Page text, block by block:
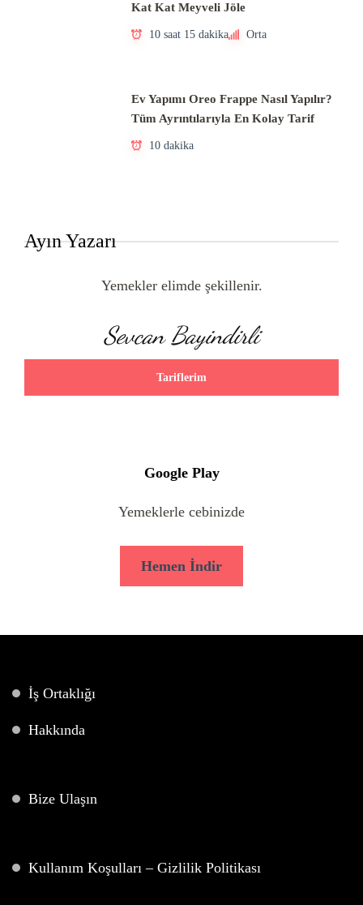
Kat Kat Meyveli Jöle
10 saat 15 dakika Orta
Ev Yapımı Oreo Frappe Nasıl Yapılır?
Tüm Ayrıntılarıyla En Kolay Tarif
10 dakika
Ayın Yazarı
Yemekler elimde şekillenir.
Sevcan Bayindirli
Tariflerim
Google Play
Yemeklerle cebinizde
Hemen İndir
İş Ortaklığı
Hakkında
Bize Ulaşın
Kullanım Koşulları – Gizlilik Politikası